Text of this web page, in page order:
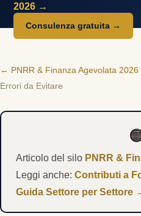
2026 →
Consulenza gratuita →
← PNRR & Finanza Agevolata 2026
Errori da Evitare
Articolo del silo PNRR &
Leggi anche: Contributi a
Guida Settore per Settore